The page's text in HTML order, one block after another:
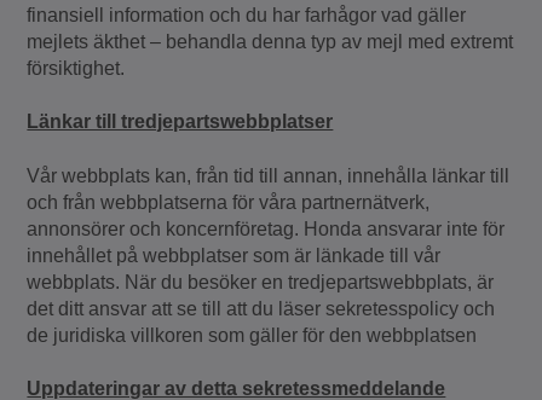
finansiell information och du har farhågor vad gäller
mejlets äkthet – behandla denna typ av mejl med extremt
försiktighet.
Länkar till tredjepartswebbplatser
Vår webbplats kan, från tid till annan, innehålla länkar till
och från webbplatserna för våra partnernätverk,
annonsörer och koncernföretag. Honda ansvarar inte för
innehållet på webbplatser som är länkade till vår
webbplats. När du besöker en tredjepartswebbplats, är
det ditt ansvar att se till att du läser sekretesspolicy och
de juridiska villkoren som gäller för den webbplatsen
Uppdateringar av detta sekretessmeddelande